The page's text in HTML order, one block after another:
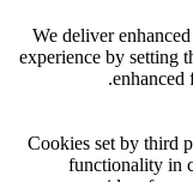
We deliver
experience by setting
enhanced
Cookies set by third
functionality in